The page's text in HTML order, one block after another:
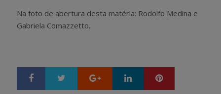
Na foto de abertura desta matéria: Rodolfo Medina e
Gabriela Comazzetto.
Google+ LinkedIn